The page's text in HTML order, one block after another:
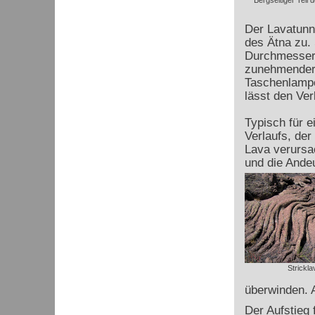
Der
des Ätna zu.
lässt den
Typisch für
Verlaufs,
Lava
und die
überwinden.
Der Aufstieg